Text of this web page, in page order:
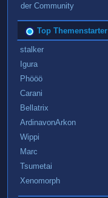
der Community
Top Themenstarter
stalker
Igura
Phööö
Carani
Bellatrix
ArdinavonArkon
Wippi
Marc
Tsumetai
Xenomorph